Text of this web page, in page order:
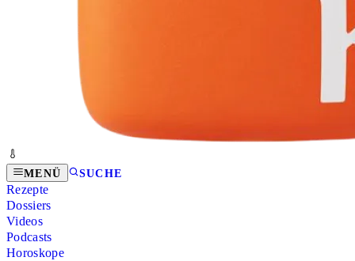
MENÜ SUCHE
Rezepte
Dossiers
Videos
Podcasts
Horoskope